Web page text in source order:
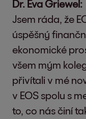
Dr. Eva Griewel:
Jsem ráda, že
úspěšný
ekonomické
všem mým
přivítali v mé
v EOS spolu s
to, co nás činí